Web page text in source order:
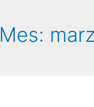
Mes: